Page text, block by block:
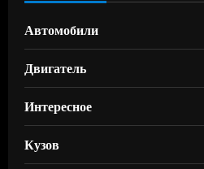
Автомобили
Двигатель
Интересное
Кузов